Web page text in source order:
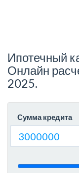
Ипотечный
Онлайн
2025.
Сумма кредита